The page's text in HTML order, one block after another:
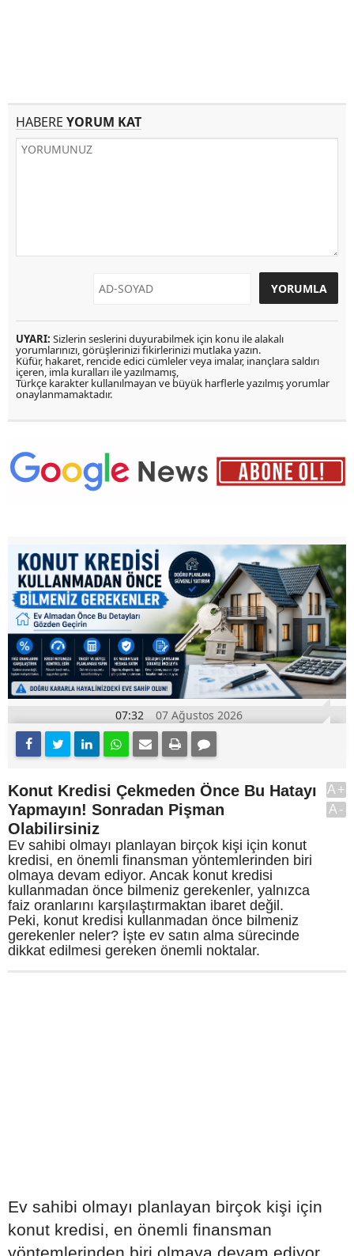
HABERE YORUM KAT
UYARI: Sizlerin seslerini duyurabilmek için konu ile alakalı
yorumlarınızı, görüşlerinizi fikirlerinizi mutlaka yazın.
Küfür, hakaret, rencide edici cümleler veya imalar, inançlara saldırı
içeren, imla kuralları ile yazılmamış,
Türkçe karakter kullanılmayan ve büyük harflerle yazılmış yorumlar
onaylanmamaktadır.
07:32 07 Ağustos 2026
Konut Kredisi Çekmeden Önce Bu Hatayı
Yapmayın! Sonradan Pişman
Olabilirsiniz
Ev sahibi olmayı planlayan birçok kişi için konut
kredisi, en önemli finansman yöntemlerinden biri
olmaya devam ediyor. Ancak konut kredisi
kullanmadan önce bilmeniz gerekenler, yalnızca
faiz oranlarını karşılaştırmaktan ibaret değil.
Peki, konut kredisi kullanmadan önce bilmeniz
gerekenler neler? İşte ev satın alma sürecinde
dikkat edilmesi gereken önemli noktalar.
A+
A-
Ev sahibi olmayı planlayan birçok kişi için
konut kredisi, en önemli finansman